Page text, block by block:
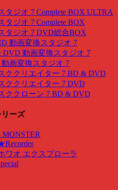
タジオ 7 Complete BOX ULTRA
タジオ 7 Complete BOX
タジオ 7 DVD総合BOX
動画変換スタジオ 7
DVD 動画変換スタジオ 7
画変換スタジオ 7
ククリエイター 7 BD & DVD
ククリエイター 7 DVD
ククローン 7 BD & DVD
ーズ
MONSTER
ワオ エクスプローラ